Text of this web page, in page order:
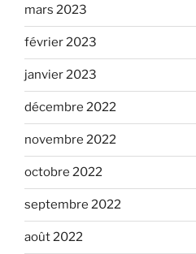
mars 2023
février 2023
janvier 2023
décembre 2022
novembre 2022
octobre 2022
septembre 2022
août 2022